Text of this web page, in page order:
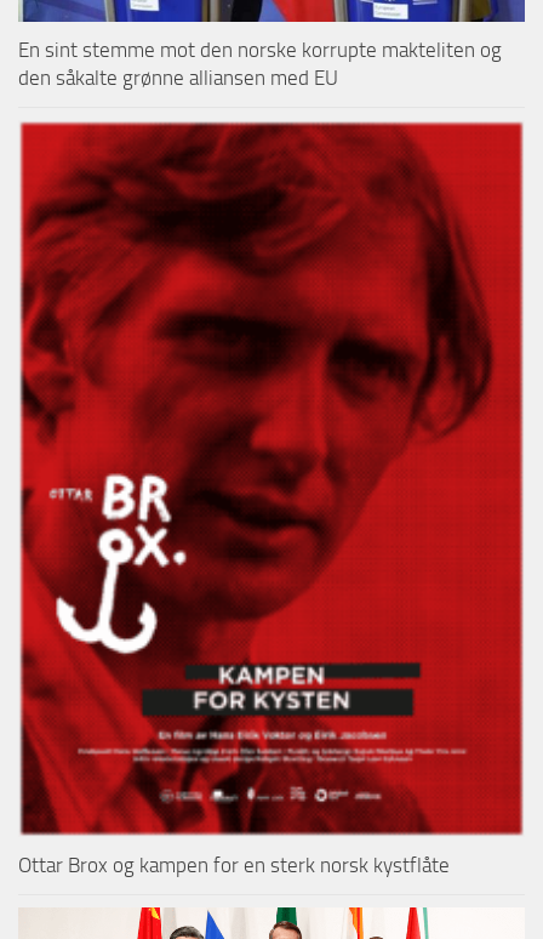
En sint stemme mot den norske korrupte makteliten og
den såkalte grønne alliansen med EU
Ottar Brox og kampen for en sterk norsk kystflåte